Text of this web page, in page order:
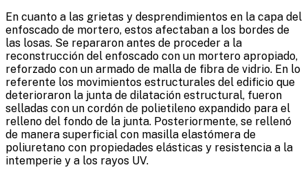
En cuanto a las grietas y desprendimientos en la capa del
enfoscado de mortero, estos afectaban a los bordes de
las losas. Se repararon antes de proceder a la
reconstrucción del enfoscado con un mortero apropiado,
reforzado con un armado de malla de fibra de vidrio. En lo
referente los movimientos estructurales del edificio que
deterioraron la junta de dilatación estructural, fueron
selladas con un cordón de polietileno expandido para el
relleno del fondo de la junta. Posteriormente, se rellenó
de manera superficial con masilla elastómera de
poliuretano con propiedades elásticas y resistencia a la
intemperie y a los rayos UV.